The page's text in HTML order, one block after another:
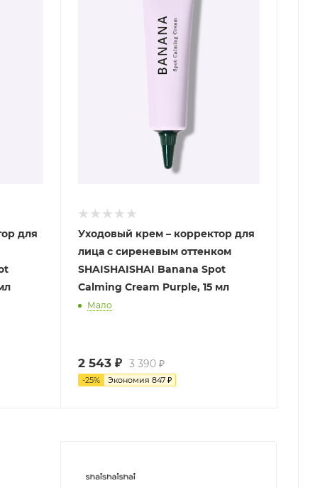
для
Уходовый крем – корректор для
лица с сиреневым оттенком
SHAISHAISHAI Banana Spot
Calming Cream Purple, 15 мл
Мало
2 543₽ 3 390₽
-25% Экономия 847₽